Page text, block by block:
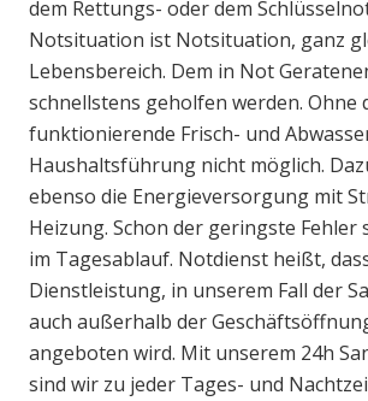
dem Rettungs- oder dem
Notsituation ist Notsituation, ganz
Lebensbereich. Dem in Not
schnellstens geholfen werden. Ohne
funktionierende Frisch- und
Haushaltsführung nicht möglich.
ebenso die Energieversorgung mit
Heizung. Schon der geringste Fehler
im Tagesablauf. Notdienst heißt,
Dienstleistung, in unserem Fall der
auch außerhalb der
angeboten wird. Mit unserem 24h
sind wir zu jeder Tages- und